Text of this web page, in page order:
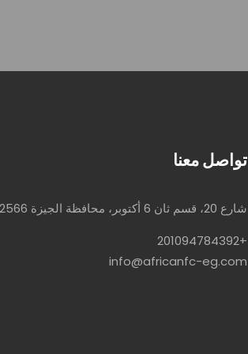
تواصل معنا
شارع 20، قسم ثان 6 أكتوبر، محافظة الجيزة 12566
+201094784392
info@africanfc-eg.com